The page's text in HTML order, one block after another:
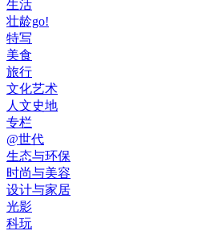
生活
壮龄go!
特写
美食
旅行
文化艺术
人文史地
专栏
@世代
生态与环保
时尚与美容
设计与家居
光影
科玩